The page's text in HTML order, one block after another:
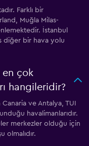
Farklı bir
Muğla Milas-
İstanbul
diğer bir hava yolu
en çok
hangileridir?
ve Antalya, TUI
havalimanlarıdır.
merkezler olduğu için
olmalıdır.